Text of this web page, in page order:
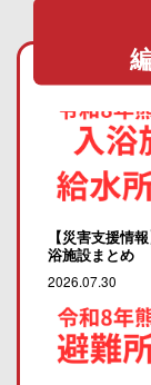
【災害支援情
浴施設まとめ
2026.07.30